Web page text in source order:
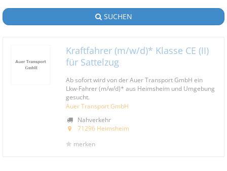
SUCHEN
Kraftfahrer (m/w/d)* Klasse CE (II)
für Sattelzug
Ab sofort wird von der Auer Transport GmbH ein
Lkw-Fahrer (m/w/d)* aus Heimsheim und Umgebung
gesucht.
Auer Transport GmbH
Nahverkehr
71296 Heimsheim
merken